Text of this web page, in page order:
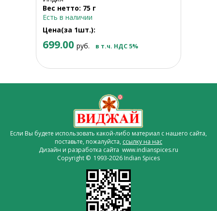
Вес нетто: 75 г
Есть в наличии
Цена(за 1шт.):
699.00 руб. в т.ч. НДС 5%
Если Вы будете использовать какой-либо материал с нашего сайта,
поставьте, пожалуйста, ссылку на нас
Дизайн и разработка сайта www.indianspices.ru
Copyright © 1993-2026 Indian Spices